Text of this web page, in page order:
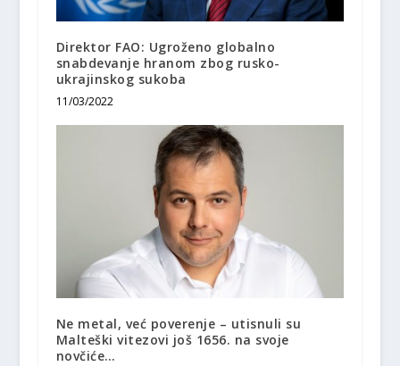
Direktor FAO: Ugroženo globalno
snabdevanje hranom zbog rusko-
ukrajinskog sukoba
11/03/2022
Ne metal, već poverenje – utisnuli su
Malteški vitezovi još 1656. na svoje
novčiće…